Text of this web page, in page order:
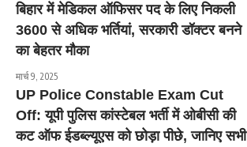
बिहार में मेडिकल ऑफिसर पद के लिए निकली
3600 से अधिक भर्तियां, सरकारी डॉक्टर बनने
का बेहतर मौका
मार्च 9, 2025
UP Police Constable Exam Cut
Off: यूपी पुलिस कांस्टेबल भर्ती में ओबीसी की
कट ऑफ ईडब्ल्यूएस को छोड़ा पीछे, जानिए सभी